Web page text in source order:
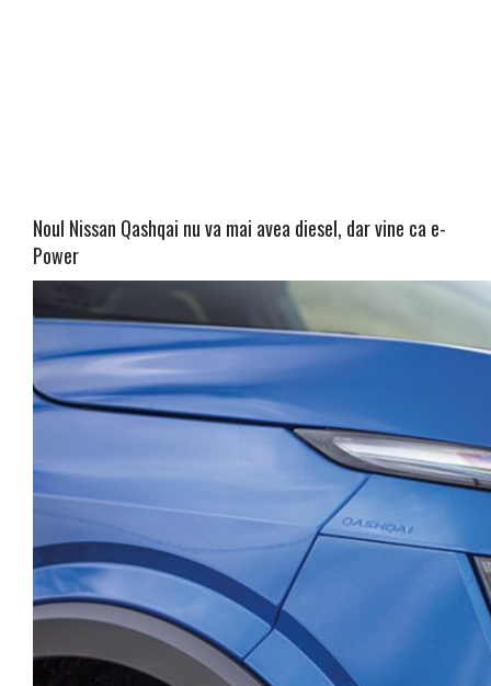
Noul Nissan Qashqai nu va mai avea diesel, dar vine ca e-
Power